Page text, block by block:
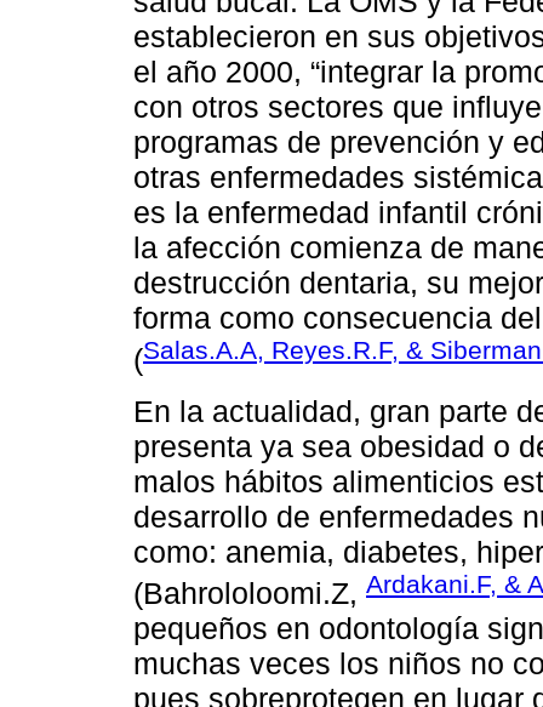
establecieron en sus
el año 2000, “integrar la
con otros sectores que
programas de prevención y
otras enfermedades
es la enfermedad infantil
la afección comienza de
destrucción dentaria, su
forma como consecuencia
(Salas.A.A, Reyes.R.F, &
En la actualidad, gran parte
presenta ya sea obesidad o
malos hábitos alimenticios
desarrollo de enfermedades
como: anemia, diabetes,
(Bahrololoomi.Z, Ardakani.F, &
pequeños en odontología
muchas veces los niños no
pues sobreprotegen en lugar